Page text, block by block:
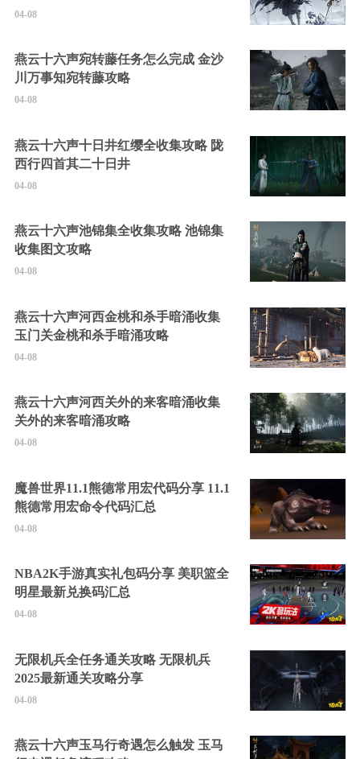
04-08
燕云十六声宛转藤任务怎么完成 金沙
川万事知宛转藤攻略
04-08
燕云十六声十日井红缨全收集攻略 陇
西行四首其二十日井
04-08
燕云十六声池锦集全收集攻略 池锦集
收集图文攻略
04-08
燕云十六声河西金桃和杀手暗涌收集
玉门关金桃和杀手暗涌攻略
04-08
燕云十六声河西关外的来客暗涌收集
关外的来客暗涌攻略
04-08
魔兽世界11.1熊德常用宏代码分享 11.1
熊德常用宏命令代码汇总
04-08
NBA2K手游真实礼包码分享 美职篮全
明星最新兑换码汇总
04-08
无限机兵全任务通关攻略 无限机兵
2025最新通关攻略分享
04-08
燕云十六声玉马行奇遇怎么触发 玉马